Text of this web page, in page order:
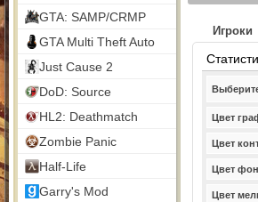
GTA: SAMP/CRMP
GTA Multi Theft Auto
Just Cause 2
DoD: Source
HL2: Deathmatch
Zombie Panic
Half-Life
Garry's Mod
Игроки
Цвет
Цвет
Цвет
Цвет